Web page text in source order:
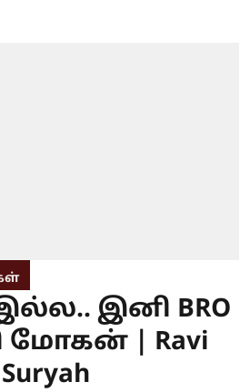
இல்ல.. இனி BRO
மோகன் | Ravi